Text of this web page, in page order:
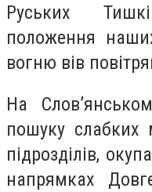
Руських
положення
вогню вів
На
пошуку слабких
підрозділів,
напрямках